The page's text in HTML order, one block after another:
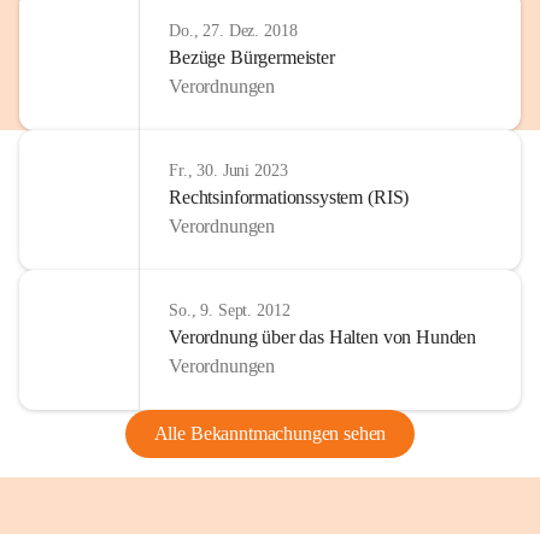
Do., 27. Dez. 2018
Bezüge Bürgermeister
Verordnungen
Fr., 30. Juni 2023
Rechtsinformationssystem (RIS)
Verordnungen
So., 9. Sept. 2012
Verordnung über das Halten von Hunden
Verordnungen
Alle Bekanntmachungen sehen